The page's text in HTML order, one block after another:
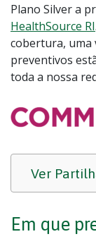
Plano Silver a
HealthSource RI
cobertura, uma
preventivos
toda a nossa
Ver
Em que